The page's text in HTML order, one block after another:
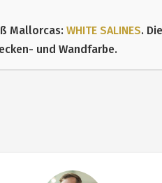
Mallorcas: WHITE SALINES.
und Wandfarbe.